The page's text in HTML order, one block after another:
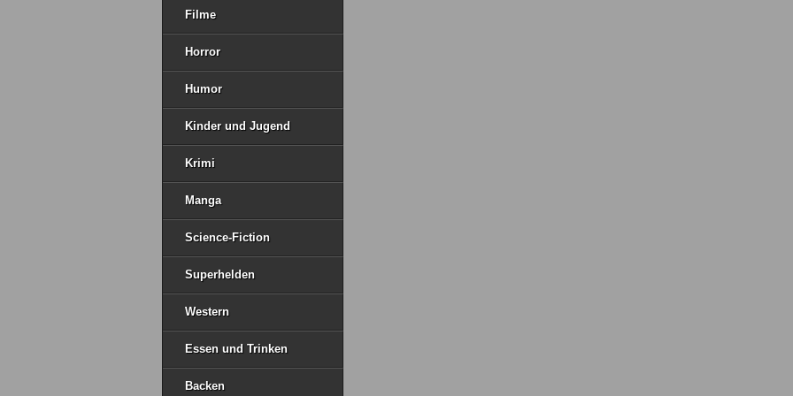
Filme
Horror
Humor
Kinder und Jugend
Krimi
Manga
Science-Fiction
Superhelden
Western
Essen und Trinken
Backen